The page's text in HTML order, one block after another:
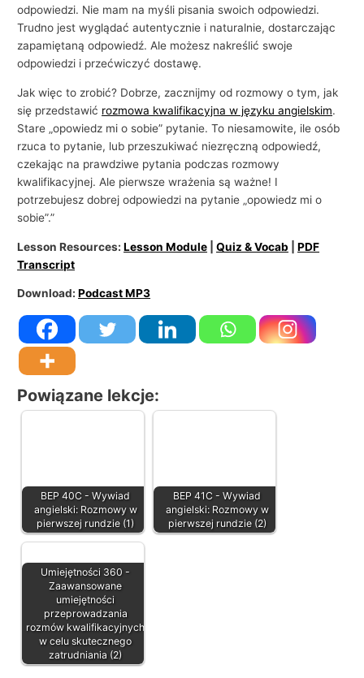
odpowiedzi. Nie mam na myśli pisania swoich odpowiedzi.
Trudno jest wyglądać autentycznie i naturalnie, dostarczając
zapamiętaną odpowiedź. Ale możesz nakreślić swoje
odpowiedzi i przećwiczyć dostawę.
Jak więc to zrobić? Dobrze, zacznijmy od rozmowy o tym, jak
się przedstawić rozmowa kwalifikacyjna w języku angielskim.
Stare „opowiedz mi o sobie” pytanie. To niesamowite, ile osób
rzuca to pytanie, lub przeszukiwać niezręczną odpowiedź,
czekając na prawdziwe pytania podczas rozmowy
kwalifikacyjnej. Ale pierwsze wrażenia są ważne! I
potrzebujesz dobrej odpowiedzi na pytanie „opowiedz mi o
sobie”.”
Lesson Resources:Lesson Module |Quiz & Vocab |PDF
Transcript
Download:Podcast MP3
Powiązane lekcje:
BEP 40C - Wywiad
angielski: Rozmowy w
pierwszej rundzie (1)
BEP 41C - Wywiad
angielski: Rozmowy w
pierwszej rundzie (2)
Umiejętności 360 -
Zaawansowane
umiejętności
przeprowadzania
rozmów kwalifikacyjnych
w celu skutecznego
zatrudniania (2)